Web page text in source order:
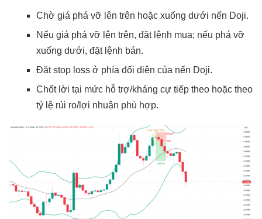
Chờ giá phá vỡ lên trên hoặc xuống dưới nến Doji.
Nếu giá phá vỡ lên trên, đặt lệnh mua; nếu phá vỡ
xuống dưới, đặt lệnh bán.
Đặt stop loss ở phía đối diện của nến Doji.
Chốt lời tại mức hỗ trợ/kháng cự tiếp theo hoặc theo
tỷ lệ rủi ro/lợi nhuận phù hợp.